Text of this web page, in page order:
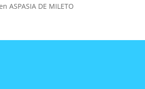
ASPASIA DE MILETO